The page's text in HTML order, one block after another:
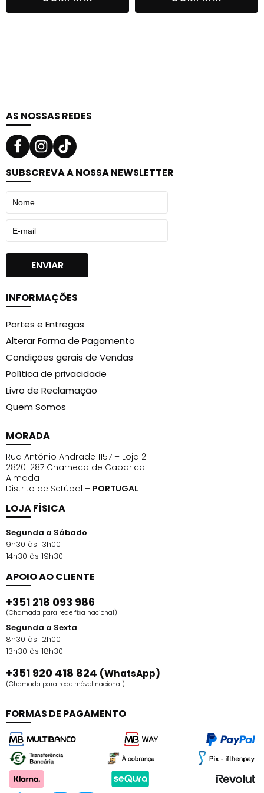
era:
é:
era:
é:
AS NOSSAS REDES
SUBSCREVA A NOSSA NEWSLETTER
INFORMAÇÕES
Portes e Entregas
Alterar Forma de Pagamento
Condições gerais de Vendas
Política de privacidade
Livro de Reclamação
Quem Somos
MORADA
Rua António Andrade 1157 – Loja 2
2820-287 Charneca de Caparica
Almada
Distrito de Setúbal – PORTUGAL
LOJA FÍSICA
Segunda a Sábado
9h30 às 13h00
14h30 às 19h30
APOIO AO CLIENTE
+351 218 093 986
(Chamada para rede fixa nacional)
Segunda a Sexta
8h30 às 12h00
13h30 às 18h30
+351 920 418 824 (WhatsApp)
(Chamada para rede móvel nacional)
FORMAS DE PAGAMENTO